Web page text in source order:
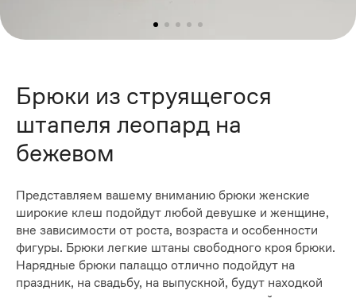
Брюки из струящегося
штапеля леопард на
бежевом
Представляем вашему вниманию брюки женские
широкие клеш подойдут любой девушке и женщине,
вне зависимости от роста, возраста и особенности
фигуры. Брюки легкие штаны свободного кроя брюки.
Нарядные брюки палаццо отлично подойдут на
праздник, на свадьбу, на выпускной, будут находкой